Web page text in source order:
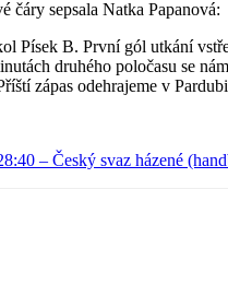
čáry sepsala Natka Papanová:
Písek B. První gól utkání
druhého poločasu se
zápas odehrajeme v
– Český svaz házené